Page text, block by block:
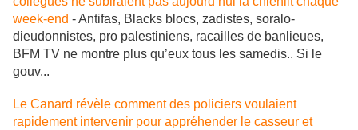
week-end - Antifas, Blacks blocs, zadistes, soralo-
dieudonnistes, pro palestiniens, racailles de banlieues,
BFM TV ne montre plus qu’eux tous les samedis.. Si le
gouv...
Le Canard révèle comment des policiers voulaient
rapidement intervenir pour appréhender le casseur et